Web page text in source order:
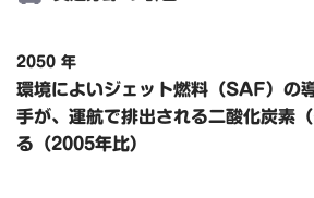
2050 年
環境によいジェット燃料（SAF）の
手が、運航で排出される二酸化炭素
る（2005年比）